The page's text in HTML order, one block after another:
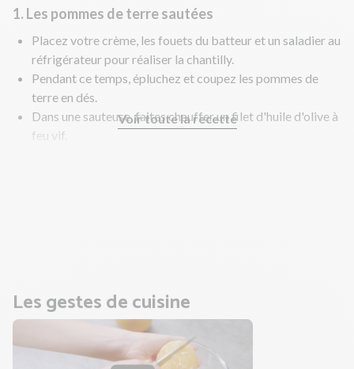
1. Les pommes de terre sautées
Placez votre crème, les fouets du batteur et un saladier au
réfrigérateur pour réaliser la chantilly.
Pendant ce temps, épluchez et coupez les pommes de
terre en dés.
Dans une sauteuse, faites chauffer un filet d'huile d'olive à
feu vif.
Voir toute la recette
Les gestes de cuisine